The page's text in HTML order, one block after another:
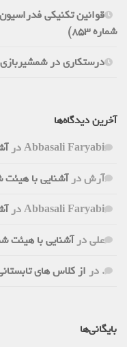
شماره 853)
درستکاری در شمشیربازی (اثر
آخرین دیدگاه‌ها
Abbasali Faryabiدر
آرشدرآشنایی با هیئت
Abbasali Faryabiدر
علیدرآشنایی با هیئت
.دراز کلاس های
بایگانی‌ها